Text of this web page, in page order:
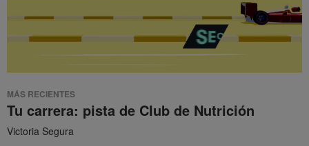
MÁS RECIENTES
Tu carrera: pista de Club de Nutrición
Victoria Segura